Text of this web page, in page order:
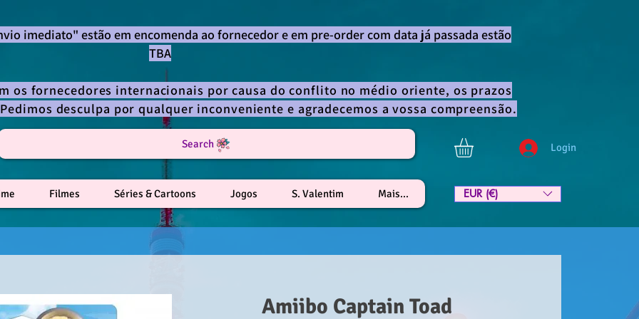
Login
imediato" estão em encomenda ao fornecedor e em pre-order com data já passada estão
TBA
os fornecedores internacionais por causa do conflito no médio oriente, os prazos
desculpa por qualquer inconveniente e agradecemos a vossa compreensão.
Search
Filmes Séries & Cartoons Jogos S. Valentim Mais... EUR (€)
Amiibo Captain Toad